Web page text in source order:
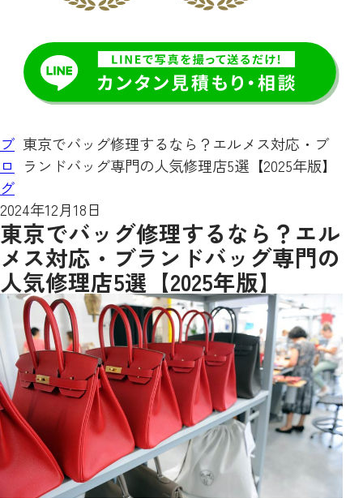
ブ
ロ
グ
東京でバッグ修理するなら？エルメス対応・ブ
ランドバッグ専門の人気修理店5選【2025年版】
2024年12月18日
東京でバッグ修理するなら？エル
メス対応・ブランドバッグ専門の
人気修理店5選【2025年版】